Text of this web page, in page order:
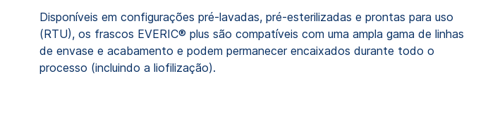
Disponíveis em configurações pré-lavadas, pré-esterilizadas e prontas para uso
(RTU), os frascos EVERIC® plus são compatíveis com uma ampla gama de linhas
de envase e acabamento e podem permanecer encaixados durante todo o
processo (incluindo a liofilização).